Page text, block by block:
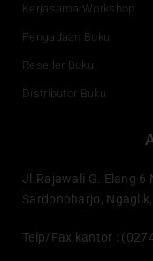
Kerjasama Workshop
Pengadaan Buku
Reseller Buku
Distributor Buku
Jl.Rajawali G. Elang 6
Sardonoharjo,
Telp/Fax kantor :